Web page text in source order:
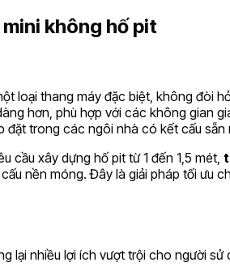
không hố pit
loại thang máy đặc biệt, không đòi
hơn, phù hợp với các không gian
trong các ngôi nhà có kết cấu
cầu xây dựng hố pit từ 1 đến 1,5 mét,
nền móng. Đây là giải pháp tối ưu
lại nhiều lợi ích vượt trội cho người sử